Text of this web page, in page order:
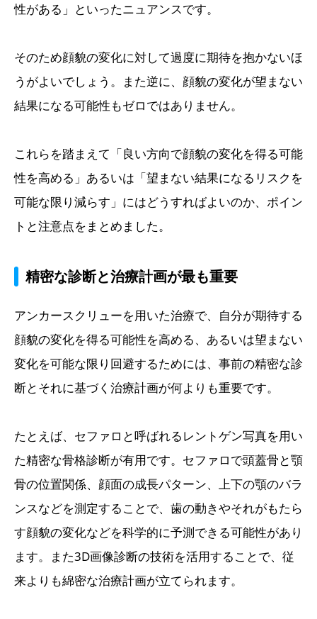
性がある」といったニュアンスです。
そのため顔貌の変化に対して過度に期待を抱かないほ
うがよいでしょう。また逆に、顔貌の変化が望まない
結果になる可能性もゼロではありません。
これらを踏まえて「良い方向で顔貌の変化を得る可能
性を高める」あるいは「望まない結果になるリスクを
可能な限り減らす」にはどうすればよいのか、ポイン
トと注意点をまとめました。
精密な診断と治療計画が最も重要
アンカースクリューを用いた治療で、自分が期待する
顔貌の変化を得る可能性を高める、あるいは望まない
変化を可能な限り回避するためには、事前の精密な診
断とそれに基づく治療計画が何よりも重要です。
たとえば、セファロと呼ばれるレントゲン写真を用い
た精密な骨格診断が有用です。セファロで頭蓋骨と顎
骨の位置関係、顔面の成長パターン、上下の顎のバラ
ンスなどを測定することで、歯の動きやそれがもたら
す顔貌の変化などを科学的に予測できる可能性があり
ます。また3D画像診断の技術を活用することで、従
来よりも綿密な治療計画が立てられます。